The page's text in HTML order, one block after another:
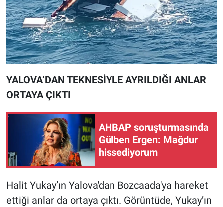
YALOVA’DAN TEKNESİYLE AYRILDIĞI ANLAR
ORTAYA ÇIKTI
AHBAP soruşturmasında
Gülben Ergen: Mağdur
hissediyorum
Halit Yukay’ın Yalova'dan Bozcaada'ya hareket
ettiği anlar da ortaya çıktı. Görüntüde, Yukay’ın
Spor
Teknoloji
Türkiye'nin Geleceği
Türkiye'nin Gündemi
Yerel Yaşam
Canlı Yayın